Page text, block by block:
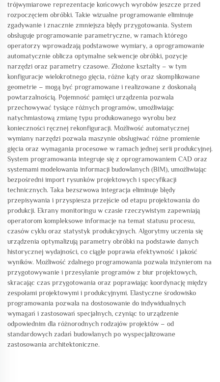
trójwymiarowe reprezentacje końcowych wyrobów jeszcze przed
rozpoczęciem obróbki. Takie wizualne programowanie eliminuje
zgadywanie i znacznie zmniejsza błędy przygotowania. System
obsługuje programowanie parametryczne, w ramach którego
operatorzy wprowadzają podstawowe wymiary, a oprogramowanie
automatycznie oblicza optymalne sekwencje obróbki, pozycje
narzędzi oraz parametry czasowe. Złożone kształty – w tym
konfiguracje wielokrotnego gięcia, różne kąty oraz skomplikowane
geometrie – mogą być programowane i realizowane z doskonałą
powtarzalnością. Pojemność pamięci urządzenia pozwala
przechowywać tysiące różnych programów, umożliwiając
natychmiastową zmianę typu produkowanego wyrobu bez
konieczności ręcznej rekonfiguracji. Możliwość automatycznej
wymiany narzędzi pozwala maszynie obsługiwać różne promienie
gięcia oraz wymagania procesowe w ramach jednej serii produkcyjnej.
System programowania integruje się z oprogramowaniem CAD oraz
systemami modelowania informacji budowlanych (BIM), umożliwiając
bezpośredni import rysunków projektowych i specyfikacji
technicznych. Taka bezszwowa integracja eliminuje błędy
przepisywania i przyspiesza przejście od etapu projektowania do
produkcji. Ekrany monitoringu w czasie rzeczywistym zapewniają
operatorom kompleksowe informacje na temat statusu procesu,
czasów cyklu oraz statystyk produkcyjnych. Algorytmy uczenia się
urządzenia optymalizują parametry obróbki na podstawie danych
historycznej wydajności, co ciągle poprawia efektywność i jakość
wyników. Możliwość zdalnego programowania pozwala inżynierom na
przygotowywanie i przesyłanie programów z biur projektowych,
skracając czas przygotowania oraz poprawiając koordynację między
zespołami projektowymi i produkcyjnymi. Elastyczne środowisko
programowania pozwala na dostosowanie do indywidualnych
wymagań i zastosowań specjalnych, czyniąc to urządzenie
odpowiednim dla różnorodnych rodzajów projektów – od
standardowych zadań budowlanych po wyspecjalizowane
zastosowania architektoniczne.